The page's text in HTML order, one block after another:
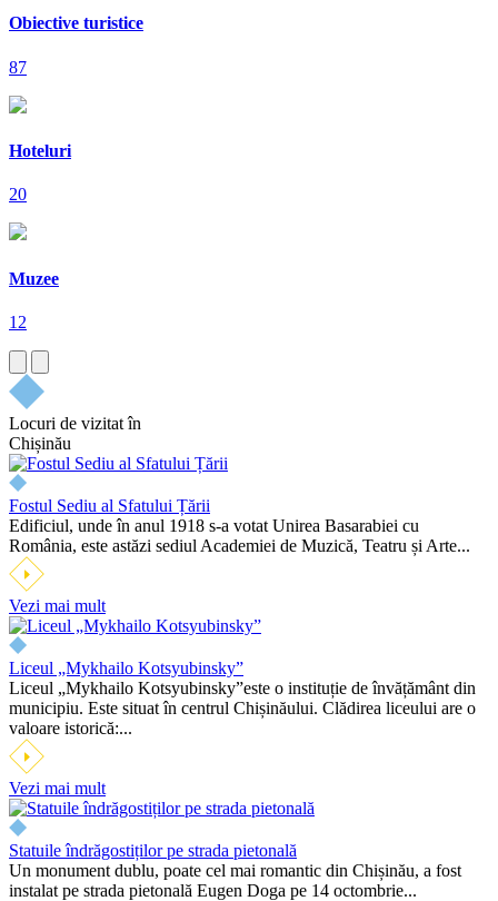
Obiective turistice
87
Hoteluri
20
Muzee
12
Locuri de vizitat în
Chișinău
Fostul Sediu al Sfatului Țării
Edificiul, unde în anul 1918 s-a votat Unirea Basarabiei cu
România, este astăzi sediul Academiei de Muzică, Teatru și Arte...
Vezi mai mult
Liceul „Mykhailo Kotsyubinsky”
Liceul „Mykhailo Kotsyubinsky”este o instituție de învățământ din
municipiu. Este situat în centrul Chișinăului. Clădirea liceului are o
valoare istorică:...
Vezi mai mult
Statuile îndrăgostiților pe strada pietonală
Un monument dublu, poate cel mai romantic din Chișinău, a fost
instalat pe strada pietonală Eugen Doga pe 14 octombrie...